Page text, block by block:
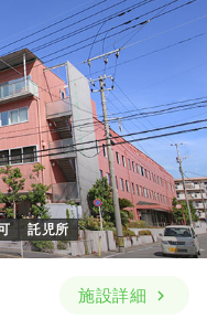
月給22万円以上可
詳細を見る
一時募集休止
時給1,500円以上可
託児所
施設詳細